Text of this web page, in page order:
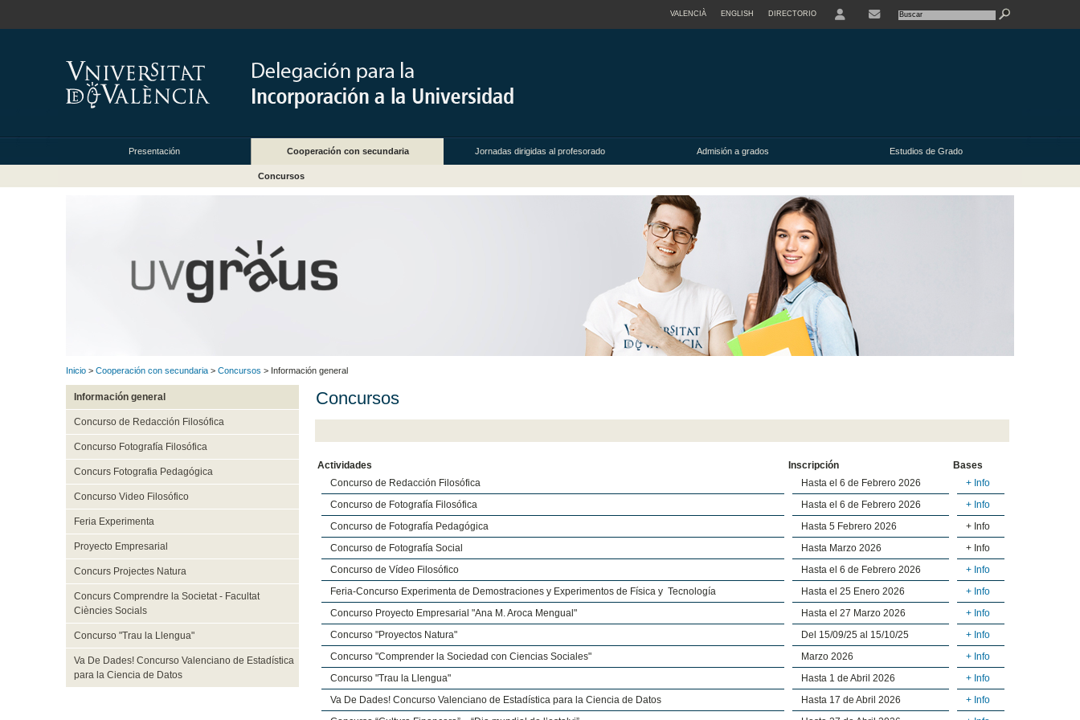
VALENCIÀ ENGLISH DIRECTORIO
Presentación Cooperación con secundaria Jornadas dirigidas al profesorado Admisión a grados Estudios de Grado
Concursos
Inicio > Cooperación con secundaria > Concursos > Información general
Información general
Concurso de Redacción Filosófica
Concurso Fotografía Filosófica
Concurs Fotografia Pedagógica
Concurso Video Filosófico
Feria Experimenta
Proyecto Empresarial
Concurs Projectes Natura
Concurs Comprendre la Societat - Facultat
Ciències Socials
Concurso "Trau la Llengua"
Va De Dades! Concurso Valenciano de Estadística
para la Ciencia de Datos
Concursos
Actividades Inscripción
Bases
Concurso de Redacción Filosófica
Hasta el 6 de Febrero 2026
+ Info
Concurso de Fotografía Filosófica
Hasta el 6 de Febrero 2026
+ Info
Concurso de Fotografía Pedagógica
Hasta 5 Febrero 2026
+ Info
Concurso de Fotografía Social
Hasta Marzo 2026
+ Info
Concurso de Vídeo Filosófico
Hasta el 6 de Febrero 2026
+ Info
Feria-Concurso Experimenta de Demostraciones y Experimentos de Física y Tecnología
Hasta el 25 Enero 2026
+ Info
Concurso Proyecto Empresarial "Ana M. Aroca Mengual"
Hasta el 27 Marzo 2026
+ Info
Concurso "Proyectos Natura"
Del 15/09/25 al 15/10/25
+ Info
Concurso "Comprender la Sociedad con Ciencias Sociales"
Marzo 2026
+ Info
Concurso "Trau la Llengua"
Hasta 1 de Abril 2026
+ Info
Va De Dades! Concurso Valenciano de Estadística para la Ciencia de Datos
Hasta 17 de Abril 2026
+ Info